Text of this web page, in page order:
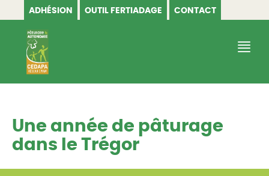
ADHÉSION OUTIL FERTIADAGE CONTACT
CEDAPA
Une année de pâturage
dans le Trégor